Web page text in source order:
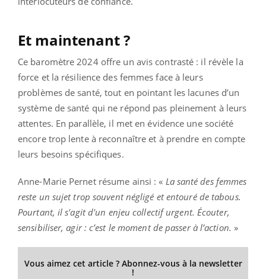
Et maintenant ?
Ce baromètre 2024 offre un avis contrasté : il révèle la
force et la résilience des femmes face à leurs
problèmes de santé, tout en pointant les lacunes d’un
système de santé qui ne répond pas pleinement à leurs
attentes. En parallèle, il met en évidence une société
encore trop lente à reconnaître et à prendre en compte
leurs besoins spécifiques.
Anne-Marie Pernet résume ainsi : « La santé des femmes
reste un sujet trop souvent négligé et entouré de tabous.
Pourtant, il s'agit d'un enjeu collectif urgent. Écouter,
sensibiliser, agir : c’est le moment de passer à l’action. »
Vous aimez cet article ? Abonnez-vous à la newsletter
!